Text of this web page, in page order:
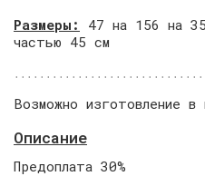
Размеры: 47 на 156 на
частью 45 см
Возможно изготовление в
Описание
Предоплата 30%